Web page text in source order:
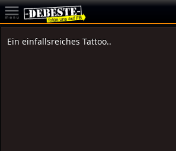
Ein einfallsreiches Tattoo..